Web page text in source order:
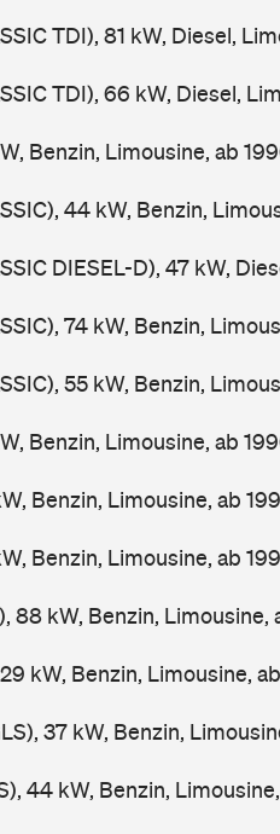
TDI), 81 kW, Diesel,
TDI), 66 kW, Diesel,
Benzin, Limousine, ab
44 kW, Benzin,
DIESEL-D), 47 kW,
74 kW, Benzin,
55 kW, Benzin,
Benzin, Limousine, ab
Benzin, Limousine, ab
Benzin, Limousine, ab
88 kW, Benzin, Limousine,
kW, Benzin, Limousine,
37 kW, Benzin,
44 kW, Benzin,